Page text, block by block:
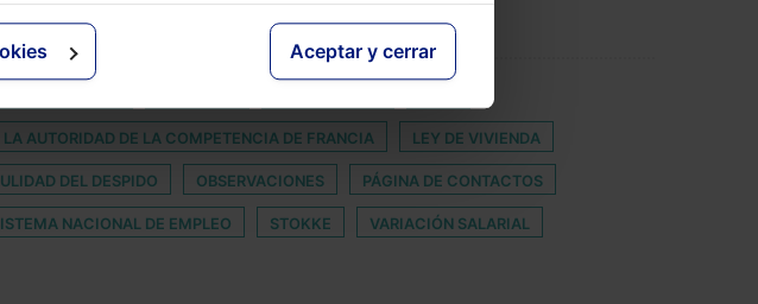
Aceptar y cerrar
LA AUTORIDAD DE LA COMPETENCIA DE FRANCIA LEY DE VIVIENDA
DEL DESPIDO OBSERVACIONES PÁGINA DE CONTACTOS
NACIONAL DE EMPLEO STOKKE VARIACIÓN SALARIAL